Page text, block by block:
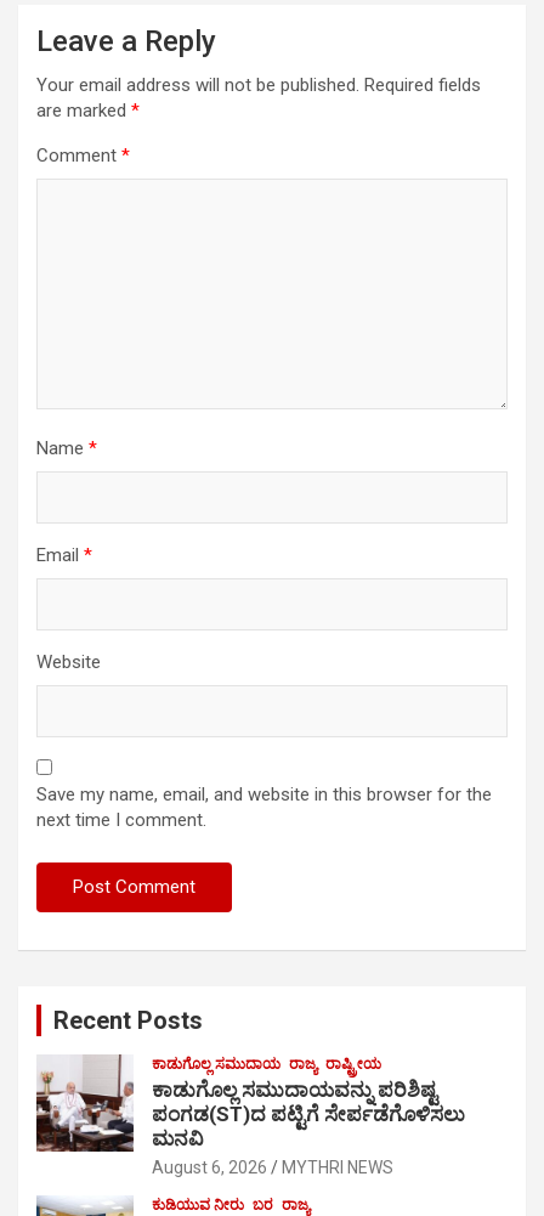
Leave a Reply
Your email address will not be published. Required fields
are marked *
Comment *
Name *
Email *
Website
Save my name, email, and website in this browser for the
next time I comment.
Recent Posts
ಕಾಡುಗೊಲ್ಲ ಸಮುದಾಯ ರಾಜ್ಯ ರಾಷ್ಟ್ರೀಯ
ಕಾಡುಗೊಲ್ಲ ಸಮುದಾಯವನ್ನು ಪರಿಶಿಷ್ಟ
ಪಂಗಡ(ST)ದ ಪಟ್ಟಿಗೆ ಸೇರ್ಪಡೆಗೊಳಿಸಲು
ಮನವಿ
August 6, 2026 MYTHRI NEWS
ಕುಡಿಯುವ ನೀರು ಬರ ರಾಜ್ಯ